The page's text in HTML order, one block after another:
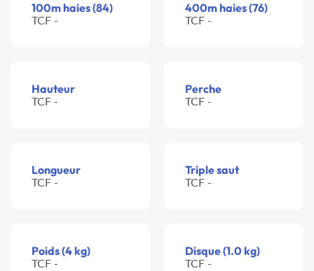
100m haies (84)
TCF -
400m haies (76)
TCF -
Hauteur
TCF -
Perche
TCF -
Longueur
TCF -
Triple saut
TCF -
Poids (4 kg)
TCF -
Disque (1.0 kg)
TCF -